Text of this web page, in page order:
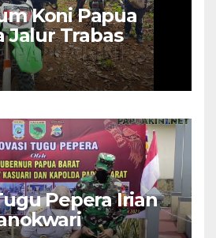
Koni Papua
Jalur Trabas
Pepera Irian